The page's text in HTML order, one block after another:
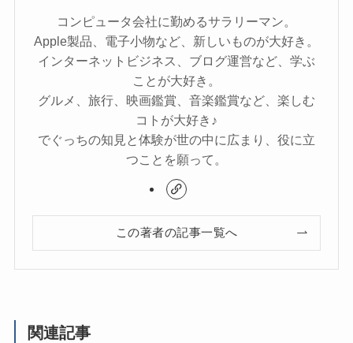
コンピュータ会社に勤めるサラリーマン。
Apple製品、電子小物など、新しいものが大好き。
インターネットビジネス、ブログ運営など、学ぶ
ことが大好き。
グルメ、旅行、映画鑑賞、音楽鑑賞など、楽しむ
コトが大好き♪
でぐっちの知見と体験が世の中に広まり、役に立
つことを願って。
この著者の記事一覧へ
関連記事